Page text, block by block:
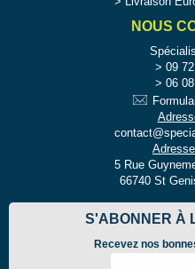
NOUS
09
06
5 Rue
66740 St
S'ABONNER À
Recevez nos